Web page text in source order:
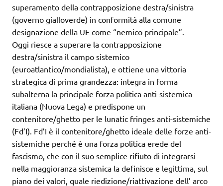
superamento della contrapposizione destra/sinistra
(governo gialloverde) in conformità alla comune
designazione della UE come “nemico principale”.
Oggi riesce a superare la contrapposizione
destra/sinistra il campo sistemico
(euroatlantico/mondialista), e ottiene una vittoria
strategica di prima grandezza: integra in forma
subalterna la principale forza politica anti-sistemica
italiana (Nuova Lega) e predispone un
contenitore/ghetto per le lunatic fringes anti-sistemiche
(Fd’I). Fd’I è il contenitore/ghetto ideale delle forze anti-
sistemiche perché è una forza politica erede del
fascismo, che con il suo semplice rifiuto di integrarsi
nella maggioranza sistemica la definisce e legittima, sul
piano dei valori, quale riedizione/riattivazione dell’ arco